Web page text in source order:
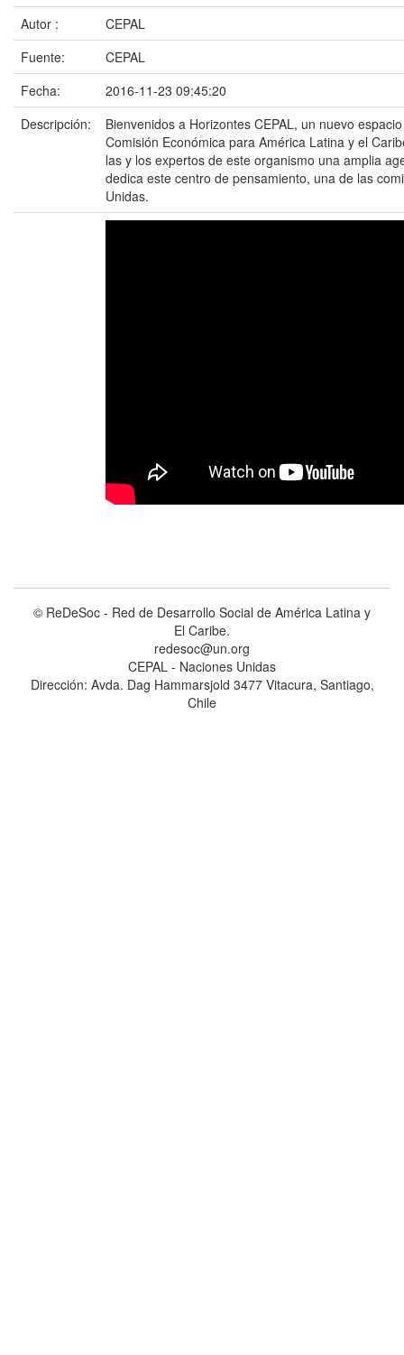
Autor :
CEPAL
Fuente:
CEPAL
Fecha:
2016-11-23 09:45:20
Descripción:
Bienvenidos a Horizontes CEPAL, un nuevo
Comisión Económica para América Latina y el
las y los expertos de este organismo una amplia
dedica este centro de pensamiento, una de las
Unidas.
© ReDeSoc - Red de Desarrollo Social de América Latina y
El Caribe.
redesoc@un.org
CEPAL - Naciones Unidas
Dirección: Avda. Dag Hammarsjold 3477 Vitacura, Santiago,
Chile